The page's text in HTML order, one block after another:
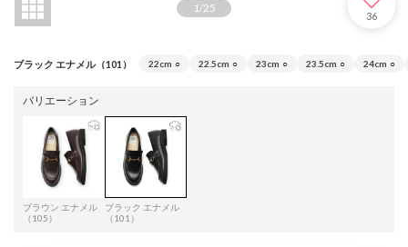
1/25
36
ブラック エナメル（101） 22cm ○ 22.5cm ○ 23cm ○ 23.5cm ○ 24cm ○
バリエーション
ブラウン エナメル
（105）
ブラック エナメル
（101）